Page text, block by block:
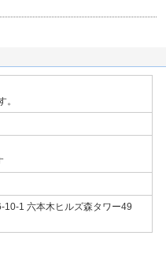
シリテーターたるべし、を自ら
」「ワークショップ・デザイ
ジョン・メイキング」（いずれ
ション実践コース」（共著）Ｐ
10-1 六本木ヒルズ森タワー49